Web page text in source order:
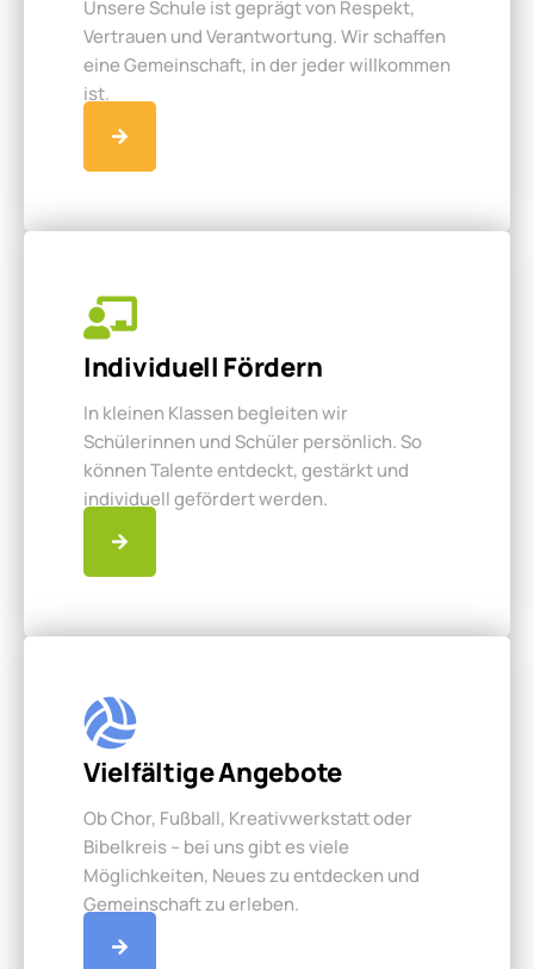
Unsere Schule ist geprägt von Respekt,
Vertrauen und Verantwortung. Wir schaffen
eine Gemeinschaft, in der jeder willkommen
ist.
Individuell Fördern
In kleinen Klassen begleiten wir
Schülerinnen und Schüler persönlich. So
können Talente entdeckt, gestärkt und
individuell gefördert werden.
Vielfältige Angebote
Ob Chor, Fußball, Kreativwerkstatt oder
Bibelkreis – bei uns gibt es viele
Möglichkeiten, Neues zu entdecken und
Gemeinschaft zu erleben.